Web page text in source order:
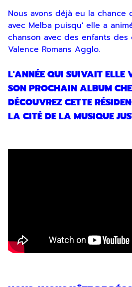
Nous avons déjà eu la chance
avec Melba puisqu' elle a
chanson avec des enfants
Valence Romans Agglo.
L'ANNÉE QUI SUIVAIT ELLE
SON PROCHAIN ALBUM
DÉCOUVREZ CETTE
LA CITÉ DE LA MUSIQUE
Inscription